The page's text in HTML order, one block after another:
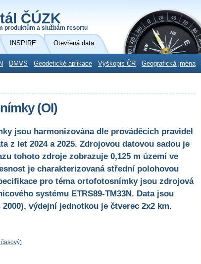
ČÚZK
produktům a službám resortu
INSPIRE Otevřená data
DMVS Geodetické aplikace Výškopis ČR Geografická jména
(OI)
jsou harmonizována dle prováděcích pravidel
z let 2024 a 2025. Zdrojovou datovou sadou je
tohoto zdroje zobrazuje 0,125 m území ve
je charakterizovaná střední polohovou
pro téma ortofotosnímky jsou zdrojová
systému ETRS89-TM33N. Data jsou
výdejní jednotkou je čtverec 2x2 km.